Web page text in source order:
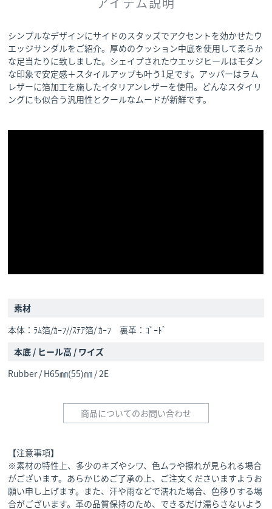
アイテム説明
シンプルなデザインにサイドのスタッズでアクセントを効かせたウ
エッジサンダルをご紹介。厚めのクッション中底を使用して柔らか
な足当たりに致しました。シェイプされたウエッジヒールはモダン
な印象で安定感＋スタイルアップも叶う1足です。アッパーはラム
レザーに箔加工を施したイタリアンレザーを使用。どんなスタイリ
ングにも似合う汎用性とクールなムードが新鮮です。
素材
本体：ﾗﾑ箔/ｶｰﾌ//ｽﾃｱ箔/ ｶｰﾌ 裏革：ｺﾞｰﾄﾞ
本底 / ヒール高 / ワイズ
Rubber / H65㎜(55)㎜ / 2E
商品についてのお問い合わせ
【注意事項】
※素材の特性上、多少のキズやシワ、色ムラや擦れが見られる場合
がございます。あらかじめご了承の上、ご注文くださいますようお
願い申し上げます。また、汗や雨などで濡れた場合、色移りする場
合がございます。革の品質保持のため、できるだけ濡らさないよう